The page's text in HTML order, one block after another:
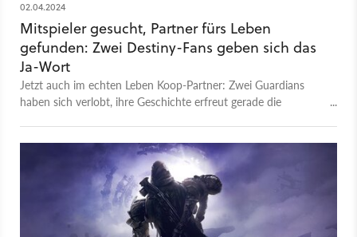
02.04.2024
Mitspieler gesucht, Partner fürs Leben
gefunden: Zwei Destiny-Fans geben sich das
Ja-Wort
Jetzt auch im echten Leben Koop-Partner: Zwei Guardians
haben sich verlobt, ihre Geschichte erfreut gerade die